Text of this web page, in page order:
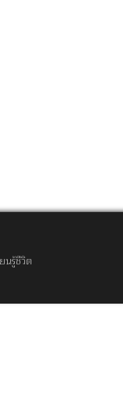
นรู้ชีวิต